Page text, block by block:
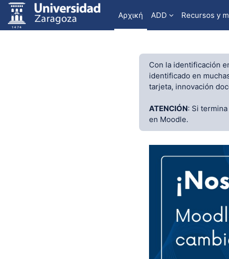
Μετάβαση στο κεντρικό περιεχόμενο
Αρχική
ADD Recursos y
Con la identificación
identificado en
tarjeta, innovación
ATENCIÓN: Si
en Moodle.